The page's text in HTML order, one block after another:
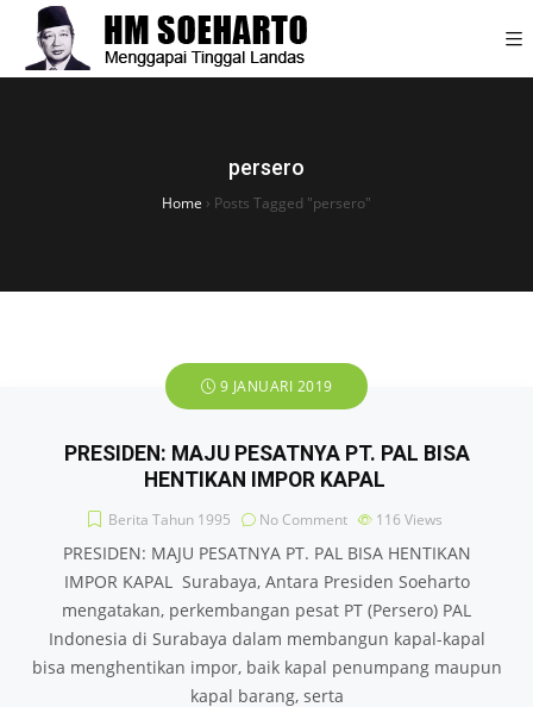
persero
Home › Posts Tagged "persero"
9 JANUARI 2019
PRESIDEN: MAJU PESATNYA PT. PAL BISA
HENTIKAN IMPOR KAPAL
Berita Tahun 1995 No Comment 116 Views
PRESIDEN: MAJU PESATNYA PT. PAL BISA HENTIKAN
IMPOR KAPAL Surabaya, Antara Presiden Soeharto
mengatakan, perkembangan pesat PT (Persero) PAL
Indonesia di Surabaya dalam membangun kapal-kapal
bisa menghentikan impor, baik kapal penumpang maupun
kapal barang, serta